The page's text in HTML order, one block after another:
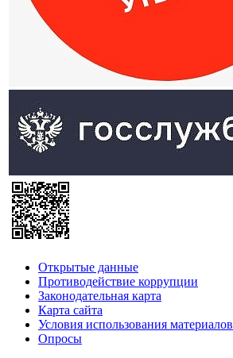
Открытые данные
Противодействие коррупции
Законодательная карта
Карта сайта
Условия использования материалов
Опросы